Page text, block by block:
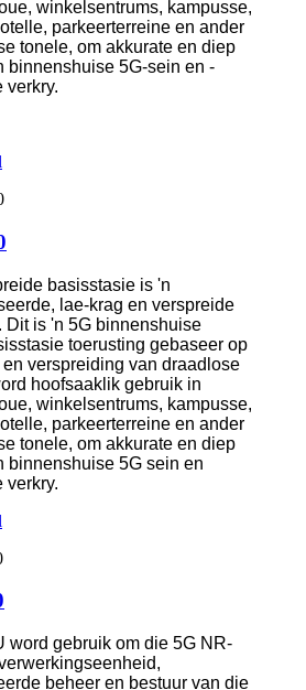
winkelsentrums, kampusse,
parkeerterreine en ander
tonele, om akkurate en diep
binnenshuise 5G-sein en -
verkry.
basisstasie is 'n
lae-krag en verspreide
Dit is 'n 5G binnenshuise
toerusting gebaseer op
verspreiding van draadlose
hoofsaaklik gebruik in
winkelsentrums, kampusse,
parkeerterreine en ander
tonele, om akkurate en diep
binnenshuise 5G sein en
verkry.
word gebruik om die 5G NR-
beheer en bestuur van die